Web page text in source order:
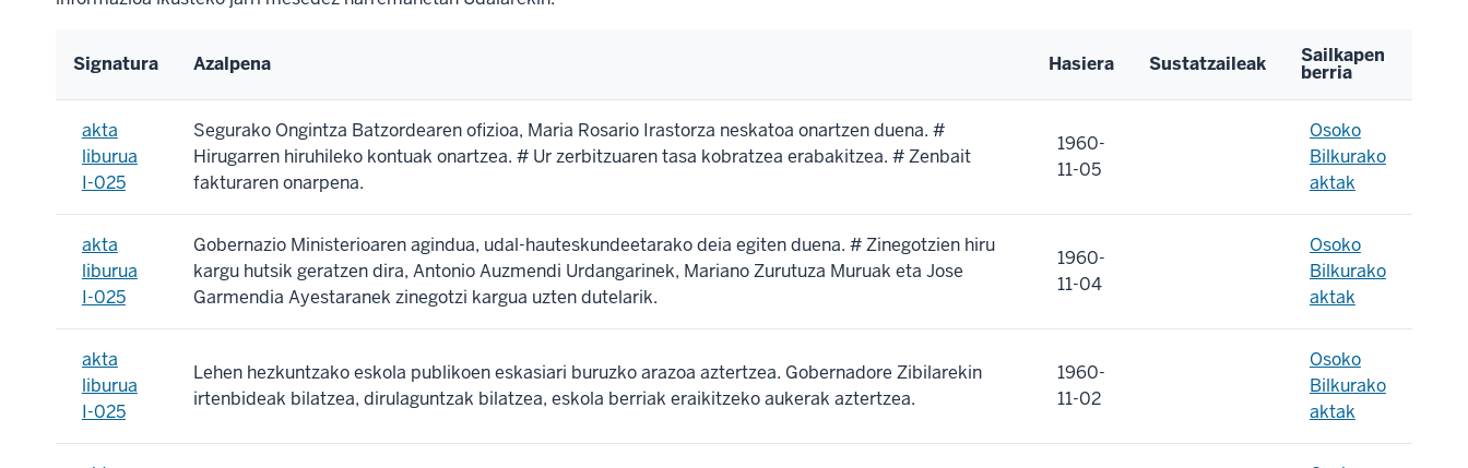
Signatura Azalpena Hasiera Sustatzaileak Sailkapen
berria
akta
liburua
I-025
Segurako Ongintza Batzordearen ofizioa, Maria Rosario Irastorza neskatoa onartzen duena. #
Hirugarren hiruhileko kontuak onartzea. # Ur zerbitzuaren tasa kobratzea erabakitzea. # Zenbait
fakturaren onarpena.
1960-
11-05
Osoko
Bilkurako
aktak
akta
liburua
I-025
Gobernazio Ministerioaren agindua, udal-hauteskundeetarako deia egiten duena. # Zinegotzien hiru
kargu hutsik geratzen dira, Antonio Auzmendi Urdangarinek, Mariano Zurutuza Muruak eta Jose
Garmendia Ayestaranek zinegotzi kargua uzten dutelarik.
1960-
11-04
Osoko
Bilkurako
aktak
akta
liburua
I-025
Lehen hezkuntzako eskola publikoen eskasiari buruzko arazoa aztertzea. Gobernadore Zibilarekin
irtenbideak bilatzea, dirulaguntzak bilatzea, eskola berriak eraikitzeko aukerak aztertzea.
1960-
11-02
Osoko
Bilkurako
aktak